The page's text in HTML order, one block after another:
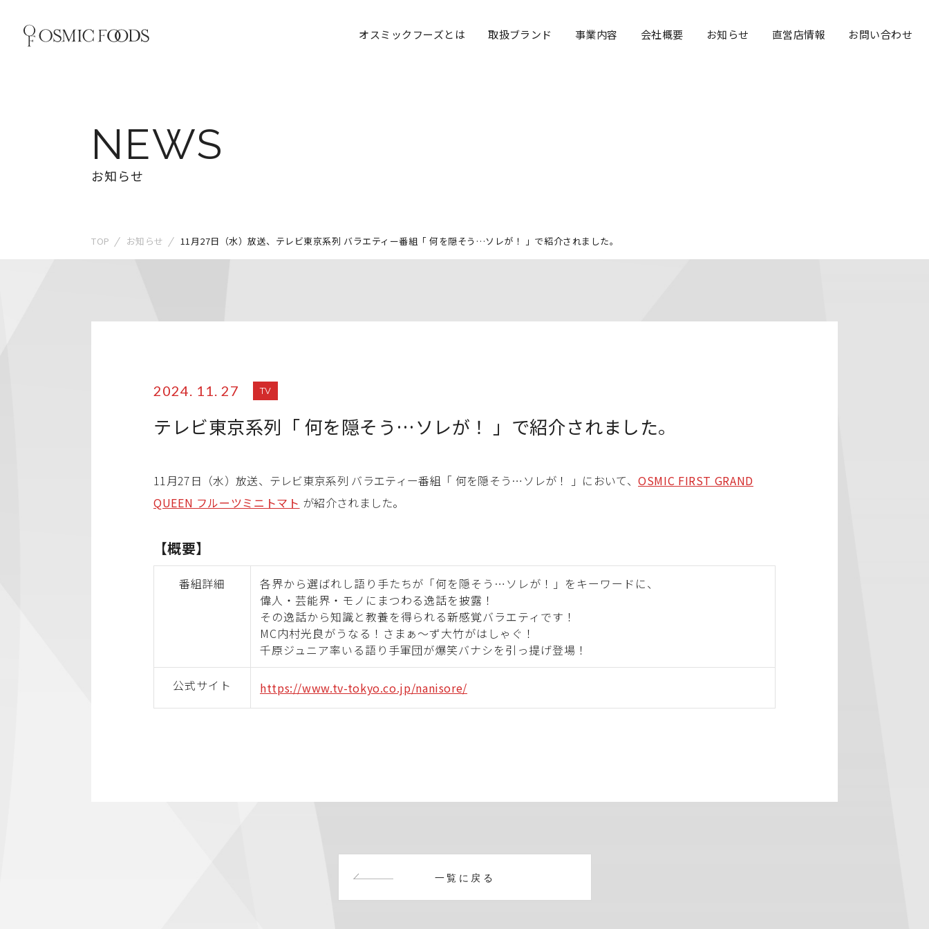
Navigation
オスミックフーズとは 取扱ブランド 事業内容 会社概要 お知らせ 直営店情報 お問い合わせ
NEWS
お知らせ
TOP お知らせ 11月27日（水）放送、テレビ東京系列 バラエティー番組「 何を隠そう…ソレが！ 」で紹介されました。
2024. 11. 27 TV
テレビ東京系列「 何を隠そう…ソレが！ 」で紹介されました。
11月27日（水）放送、テレビ東京系列 バラエティー番組「 何を隠そう…ソレが！ 」において、OSMIC FIRST GRAND
QUEEN フルーツミニトマト が紹介されました。
【概要】
番組詳細
各界から選ばれし語り手たちが「何を隠そう…ソレが！」をキーワードに、
偉人・芸能界・モノにまつわる逸話を披露！
その逸話から知識と教養を得られる新感覚バラエティです！
MC内村光良がうなる！さまぁ～ず大竹がはしゃぐ！
千原ジュニア率いる語り手軍団が爆笑バナシを引っ提げ登場！
公式サイト https://www.tv-tokyo.co.jp/nanisore/
一覧に戻る